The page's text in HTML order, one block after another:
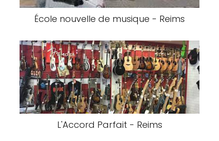
École nouvelle de musique - Reims
L'Accord Parfait - Reims